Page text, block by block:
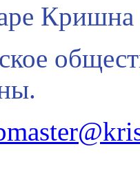
Кришна